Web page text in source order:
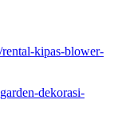
kipas-blower-
dekorasi-